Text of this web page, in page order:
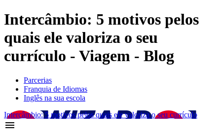
Intercâmbio: 5 motivos pelos
quais ele valoriza o seu
currículo - Viagem - Blog
Parcerias
Franquia de Idiomas
Inglês na sua escola
Intercâmbio: 5 motivos pelos quais ele valoriza o seu currículo
menu